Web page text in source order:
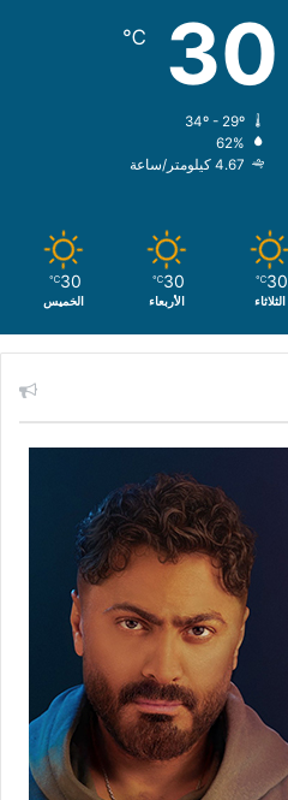
30
℃
62%
4.67 كيلومتر/ساعة
30
℃
الثلاثاء
30
℃
الأربعاء
30
℃
الخميس